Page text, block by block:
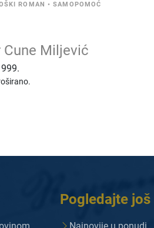
ROMAN •SAMOPOMOĆ
Cune Miljević
Pogledajte još